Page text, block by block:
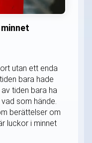
utan ett enda
bara hade
tiden bara ha
som hände.
berättelser om
luckor i minnet